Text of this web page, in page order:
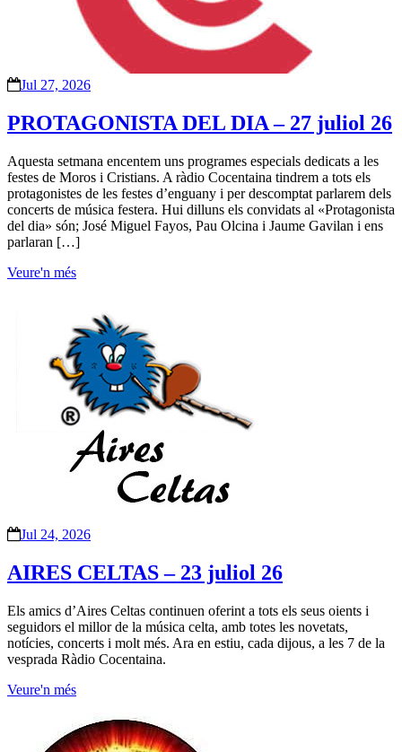
Jul 27, 2026
PROTAGONISTA DEL DIA – 27 juliol 26
Aquesta setmana encentem uns programes especials dedicats a les
festes de Moros i Cristians. A ràdio Cocentaina tindrem a tots els
protagonistes de les festes d’enguany i per descomptat parlarem dels
concerts de música festera. Hui dilluns els convidats al «Protagonista
del dia» són; José Miguel Fayos, Pau Olcina i Jaume Gavilan i ens
parlaran […]
Veure'n més
Jul 24, 2026
AIRES CELTAS – 23 juliol 26
Els amics d’Aires Celtas continuen oferint a tots els seus oients i
seguidors el millor de la música celta, amb totes les novetats,
notícies, concerts i molt més. Ara en estiu, cada dijous, a les 7 de la
vesprada Ràdio Cocentaina.
Veure'n més